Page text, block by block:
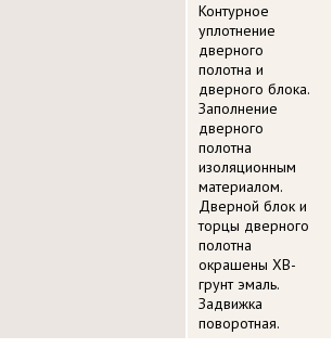
Контурное
уплотнение
дверного
полотна и
дверного блока.
Заполнение
дверного
полотна
изоляционным
материалом.
Дверной блок и
торцы дверного
полотна
окрашены ХВ-
грунт эмаль.
Задвижка
поворотная.